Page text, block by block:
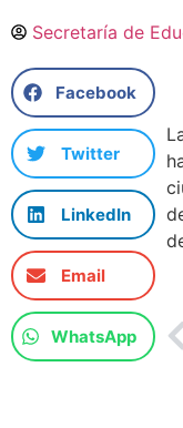
Secretaría de
Facebook
Twitter
LinkedIn
Email
WhatsApp